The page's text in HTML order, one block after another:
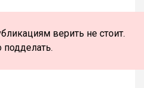
верить не стоит.